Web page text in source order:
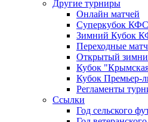
Другие турниры
Онлайн матчей
Суперкубок КФС
Зимний Кубок
Переходные
Открытый
Кубок
Кубок Премьер-
Регламенты
Ссылки
Год сельского